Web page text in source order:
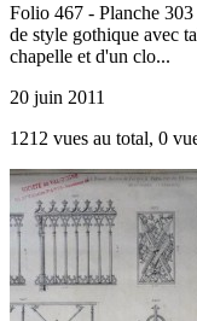
Folio 467 - Planche
de style gothique avec
chapelle et d'un clo...
20 juin 2011
1212 vues au total, 0